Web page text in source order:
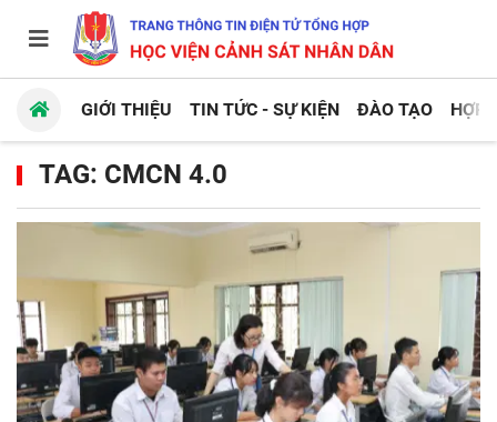
GIỚI THIỆU TIN TỨC - SỰ KIỆN ĐÀO TẠO HỢP
TAG: CMCN 4.0